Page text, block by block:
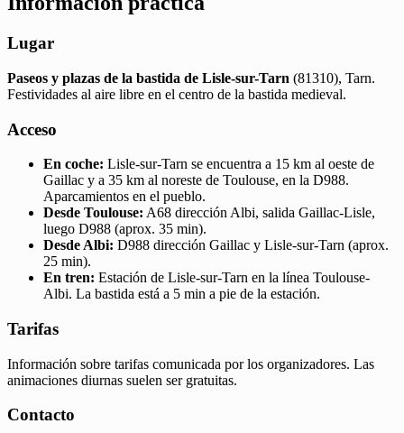
Lugar
Paseos y plazas de la bastida de Lisle-sur-Tarn (81310), Tarn.
Festividades al aire libre en el centro de la bastida medieval.
Acceso
En coche: Lisle-sur-Tarn se encuentra a 15 km al oeste de
Gaillac y a 35 km al noreste de Toulouse, en la D988.
Aparcamientos en el pueblo.
Desde Toulouse: A68 dirección Albi, salida Gaillac-Lisle,
luego D988 (aprox. 35 min).
Desde Albi: D988 dirección Gaillac y Lisle-sur-Tarn (aprox.
25 min).
En tren: Estación de Lisle-sur-Tarn en la línea Toulouse-
Albi. La bastida está a 5 min a pie de la estación.
Tarifas
Información sobre tarifas comunicada por los organizadores. Las
animaciones diurnas suelen ser gratuitas.
Contacto